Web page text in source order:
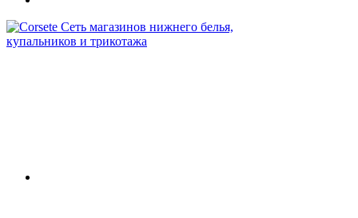
Сеть магазинов нижнего белья,
купальников и трикотажа